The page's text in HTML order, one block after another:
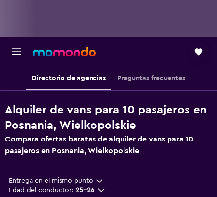
Directorio de agencias Preguntas frecuentes
Alquiler de vans para 10 pasajeros en
Posnania, Wielkopolskie
Compara ofertas baratas de alquiler de vans para 10
pasajeros en Posnania, Wielkopolskie
Entrega en el mismo punto
Edad del conductor: 25-26